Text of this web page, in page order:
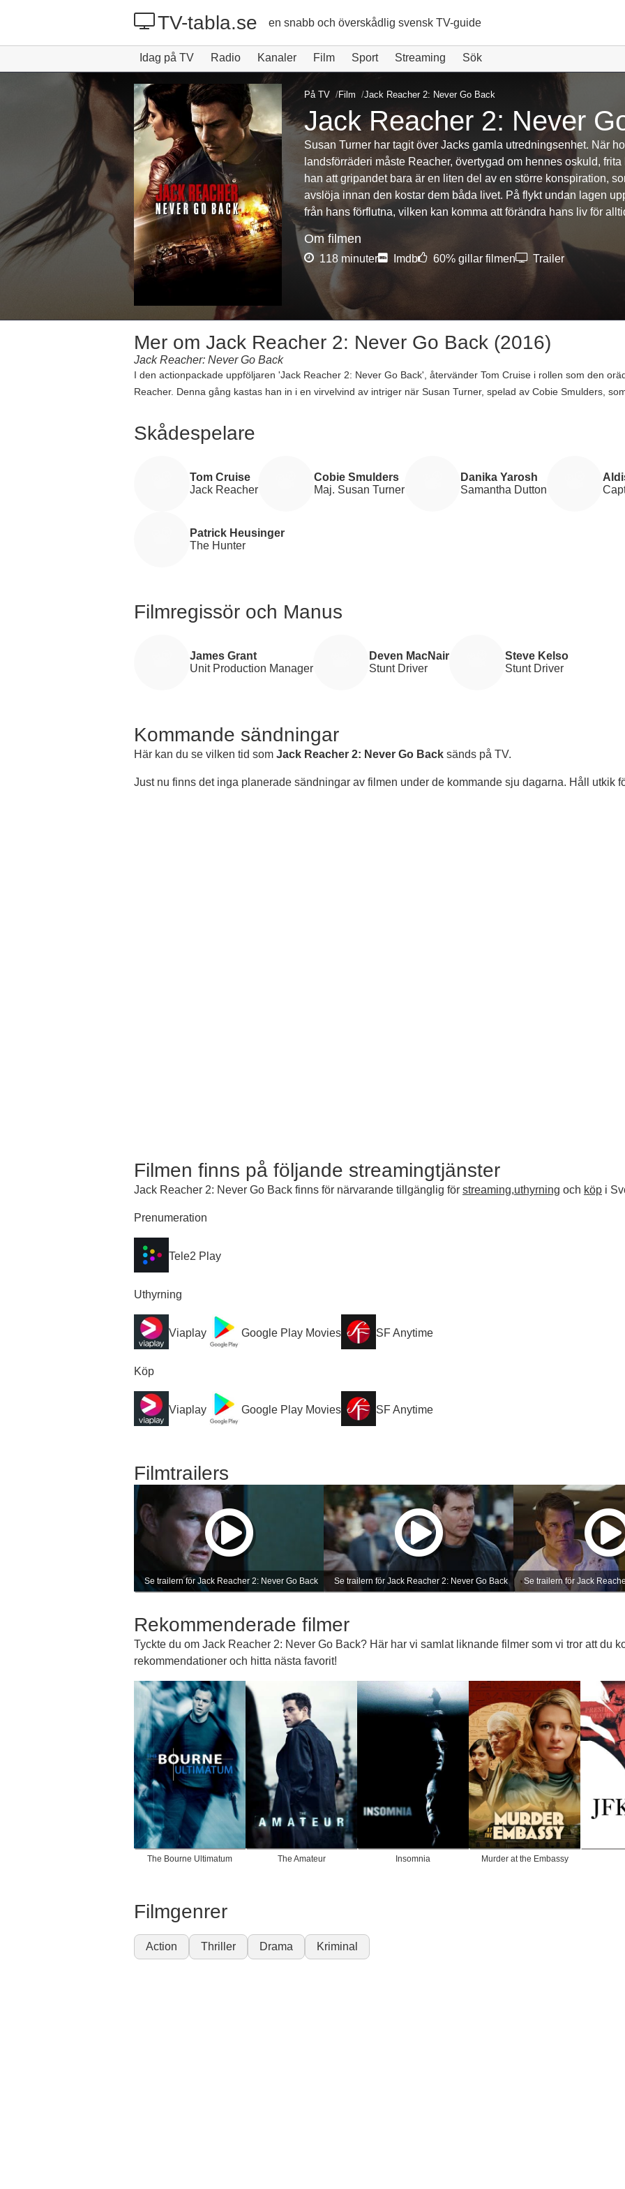
TV-tabla.se en snabb och överskådlig svensk TV-guide
Idag på TV Radio Kanaler Film Sport Streaming Sök
På TV Film Jack Reacher 2: Never Go Back
Jack Reacher 2: Never
Susan Turner har tagit över Jacks gamla utredningsenhet. När
landsförräderi måste Reacher, övertygad om hennes oskuld,
han att gripandet bara är en liten del av en större konspiration,
avslöja innan den kostar dem båda livet. På flykt undan lagen
från hans förflutna, vilken kan komma att förändra hans liv för
Om filmen
118 minuter Imdb 60% gillar filmen Trailer
Mer om Jack Reacher 2: Never Go Back (2016)
Jack Reacher: Never Go Back
I den actionpackade uppföljaren 'Jack Reacher 2: Never Go Back', återvänder Tom Cruise i rollen som den
Reacher. Denna gång kastas han in i en virvelvind av intriger när Susan Turner, spelad av Cobie Smulders,
tillsammans ger de sig ut på en farofylld flykt för att rensa hennes namn. Men snart upptäcker de att hennes
mörk konspiration. Under deras jakt på sanningen, stöter Reacher på en chockerande uppenbarelse från sitt
en budget på 60 miljoner dollar. Premiärdatumet var den 19 oktober 2016, och filmen bjuder inte bara på
djupare berättelse om lojalitet och rättvisa.
Skådespelare
Tom Cruise
Jack Reacher
Cobie Smulders
Maj. Susan Turner
Danika Yarosh
Samantha Dutton
Patrick Heusinger
The Hunter
Filmregissör och Manus
James Grant
Unit Production Manager
Deven MacNair
Stunt Driver
Steve Kelso
Stunt Driver
Kommande sändningar
Här kan du se vilken tid som Jack Reacher 2: Never Go Back sänds på TV.
Just nu finns det inga planerade sändningar av filmen under de kommande sju dagarna. Håll utkik
Filmen finns på följande streamingtjänster
Jack Reacher 2: Never Go Back finns för närvarande tillgänglig för streaming,uthyrning och köp i
Prenumeration
Tele2 Play
Uthyrning
Viaplay Google Play Movies SF Anytime
Köp
Viaplay Google Play Movies SF Anytime
Filmtrailers
Se trailern för Jack Reacher 2: Never Go Back Se trailern för Jack Reacher 2: Never Go Back Se trailern för Jack
Rekommenderade filmer
Tyckte du om Jack Reacher 2: Never Go Back? Här har vi samlat liknande filmer som vi tror att du
rekommendationer och hitta nästa favorit!
The Bourne Ultimatum The Amateur Insomnia Murder at the Embassy
Filmgenrer
Action Thriller Drama Kriminal